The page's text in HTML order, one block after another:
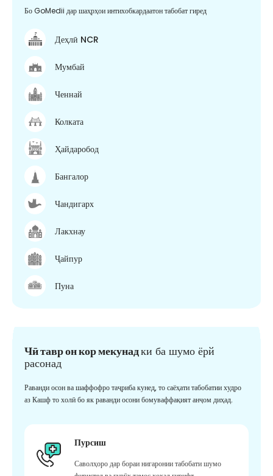
Бо GoMedii дар шаҳрҳои интихобкардаатон табобат гиред
Деҳлӣ NCR
Мумбай
Ченнай
Колката
Ҳайдаробод
Бангалор
Чандигарх
Лакхнау
Ҷайпур
Пуна
Чӣ тавр он кор мекунадки ба шумо ёрй
расонад
Раванди осон ва шаффофро таҷриба кунед, то саёҳати табобатии худро
аз Кашф то холӣ бо як раванди осони бомуваффақият анҷом диҳад.
Пурсиш
Саволҳоро дар бораи нигаронии табобати шумо